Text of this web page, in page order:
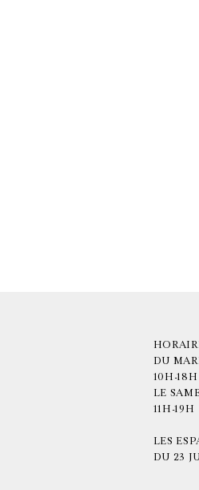
DU
10H-18H
LE
11H-19H
LES
DU 23